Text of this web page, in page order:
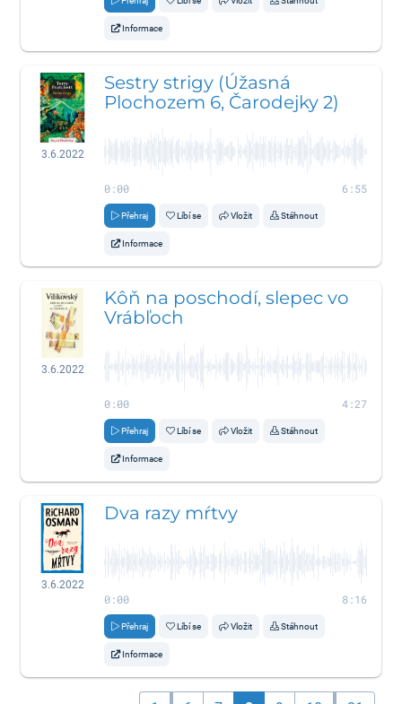
Informace
3.6.2022
Sestry strigy (Úžasná
Plochozem 6, Čarodejky 2)
0:00 6:55
Přehraj Líbí se Vložit Stáhnout
Informace
3.6.2022
Kôň na poschodí, slepec vo
Vrábľoch
0:00 4:27
Přehraj Líbí se Vložit Stáhnout
Informace
3.6.2022
Dva razy mŕtvy
0:00 8:16
Přehraj Líbí se Vložit Stáhnout
Informace